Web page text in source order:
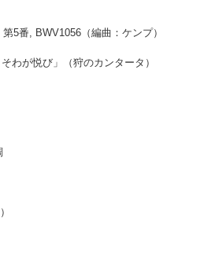
5番, BWV1056（編曲：ケンプ）
わが悦び」（狩のカンタータ）